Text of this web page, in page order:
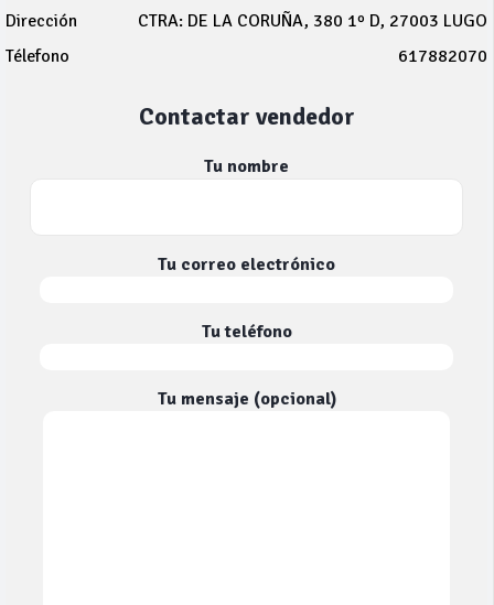
Dirección
CTRA: DE LA CORUÑA, 380 1º D, 27003 LUGO
Télefono
617882070
Contactar vendedor
Tu nombre
Tu correo electrónico
Tu teléfono
Tu mensaje (opcional)